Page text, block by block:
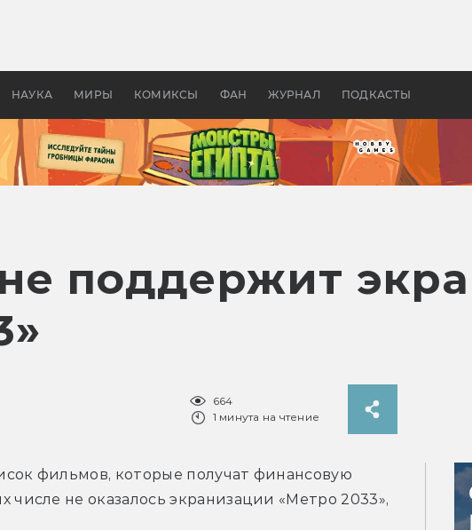
НАУКА МИРЫ КОМИКСЫ ФАН ЖУРНАЛ ПОДКАСТЫ
в России —
бы «Властелина колец»
поддержит
664
1 минута на чтение
фильмов, которые получат финансовую
не оказалось экранизации «Метро 2033»,